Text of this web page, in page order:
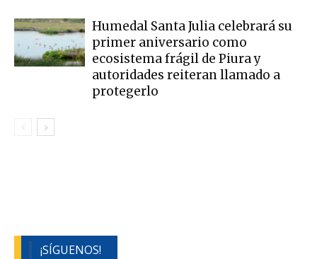
Humedal Santa Julia celebrará su
primer aniversario como
ecosistema frágil de Piura y
autoridades reiteran llamado a
protegerlo
¡SÍGUENOS!